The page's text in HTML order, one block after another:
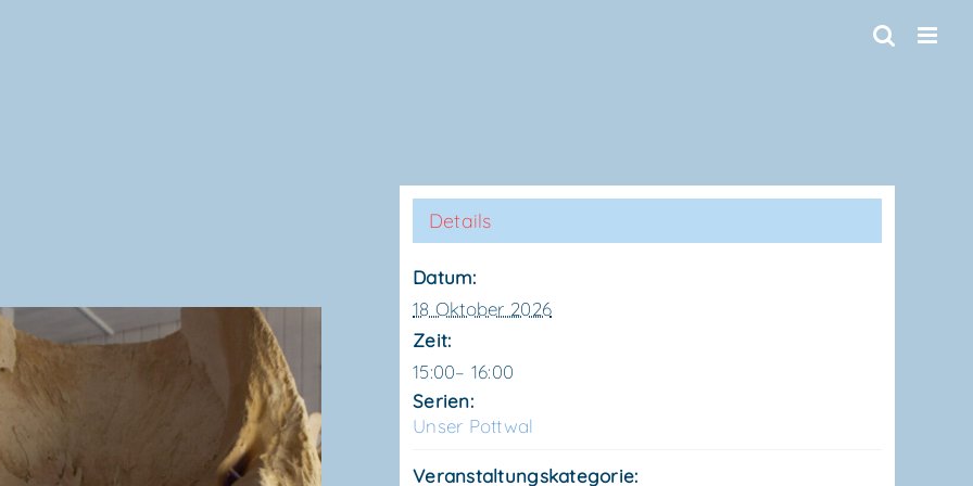
Details
Datum:
18 Oktober 2026
Zeit:
15:00– 16:00
Serien:
Unser Pott­wal
Veranstaltungskategorie: